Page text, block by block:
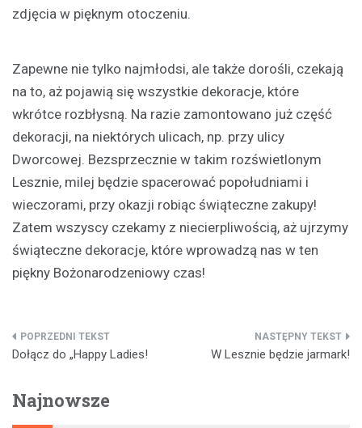
zdjęcia w pięknym otoczeniu.
Zapewne nie tylko najmłodsi, ale także dorośli, czekają
na to, aż pojawią się wszystkie dekoracje, które
wkrótce rozbłysną. Na razie zamontowano już część
dekoracji, na niektórych ulicach, np. przy ulicy
Dworcowej. Bezsprzecznie w takim rozświetlonym
Lesznie, milej będzie spacerować popołudniami i
wieczorami, przy okazji robiąc świąteczne zakupy!
Zatem wszyscy czekamy z niecierpliwością, aż ujrzymy
świąteczne dekoracje, które wprowadzą nas w ten
piękny Bożonarodzeniowy czas!
Nawigacja
Dołącz do „Happy Ladies! W Lesznie będzie jarmark!
Najnowsze